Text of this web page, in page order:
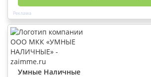
Умные Наличные